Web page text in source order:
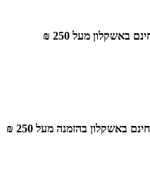
מעל 250 ₪
בהזמנה מעל 250 ₪